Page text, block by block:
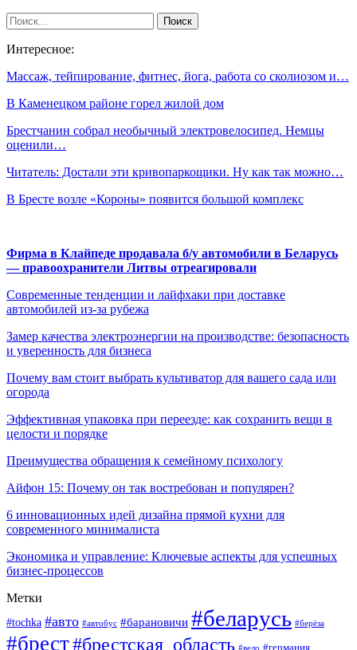
Интересное:
Массаж, тейпирование, фитнес, йога, работа со сколиозом и…
В Каменецком районе горел жилой дом
Брестчанин собрал необычный электровелосипед. Немцы
оценили…
Читатель: Достали эти кривопаркощики. Ну как так можно…
В Бресте возле «Короны» появится большой комплекс
Фирма в Клайпеде продавала б/у автомобили в Беларусь
— правоохранители Литвы отреагировали
Современные тенденции и лайфхаки при доставке
автомобилей из-за рубежа
Замер качества электроэнергии на производстве: безопасность
и уверенность для бизнеса
Почему вам стоит выбрать культиватор для вашего сада или
огорода
Эффективная упаковка при переезде: как сохранить вещи в
целости и порядке
Преимущества обращения к семейному психологу
Айфон 15: Почему он так востребован и популярен?
6 инновационных идей дизайна прямой кухни для
современного минималиста
Экономика и управление: Ключевые аспекты для успешных
бизнес-процессов
Метки
#tochka #авто #автобус #барановичи #беларусь #берёза
#брест#брестская_область #вело #германия